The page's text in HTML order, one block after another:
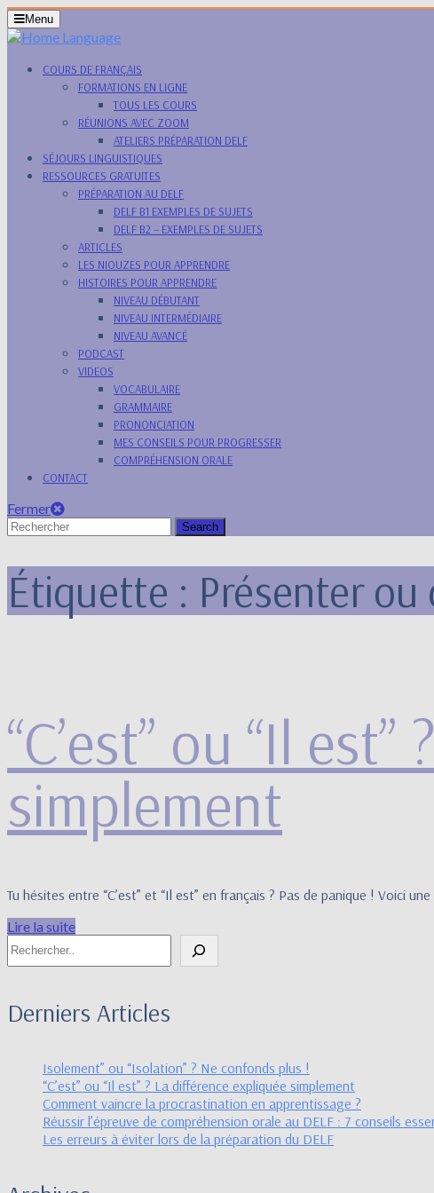
Skip
to
content
Skip
MenuMenu
COURS DE FRANÇAIS
FORMATIONS EN LIGNE
TOUS LES COURS
RÉUNIONS AVEC ZOOM
ATELIERS PRÉPARATION DELF
SÉJOURS LINGUISTIQUES
RESSOURCES GRATUITES
PRÉPARATION AU DELF
DELF B1 EXEMPLES DE SUJETS
DELF B2 – EXEMPLES DE SUJETS
ARTICLES
LES NIOUZES POUR APPRENDRE
HISTOIRES POUR APPRENDRE
NIVEAU DÉBUTANT
NIVEAU INTERMÉDIAIRE
NIVEAU AVANCÉ
PODCAST
VIDEOS
VOCABULAIRE
GRAMMAIRE
PRONONCIATION
MES CONSEILS POUR PROGRESSER
COMPRÉHENSION ORALE
CONTACT
Fermer
Fermer
Search
Étiquette : Présenter
“C’est” ou “Il
simplement
“Il
?
La
Tu hésites entre “C’est” et “Il est” en français ? Pas de panique ! Voici
Lire la suiteLire
Rechercher
Derniers Articles
Isolement” ou “Isolation” ? Ne confonds plus !
“C’est” ou “Il est” ? La différence expliquée simplement
Comment vaincre la procrastination en apprentissage ?
Réussir l’épreuve de compréhension orale au DELF : 7 conseils
Les erreurs à éviter lors de la préparation du DELF